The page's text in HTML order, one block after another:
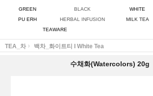
GREEN BLACK WHITE
PU ERH
HERBAL INFUSION MILK TEA
TEAWARE
TEA_차 백차_화이트티 I White Tea
수채화(Watercolors) 20g